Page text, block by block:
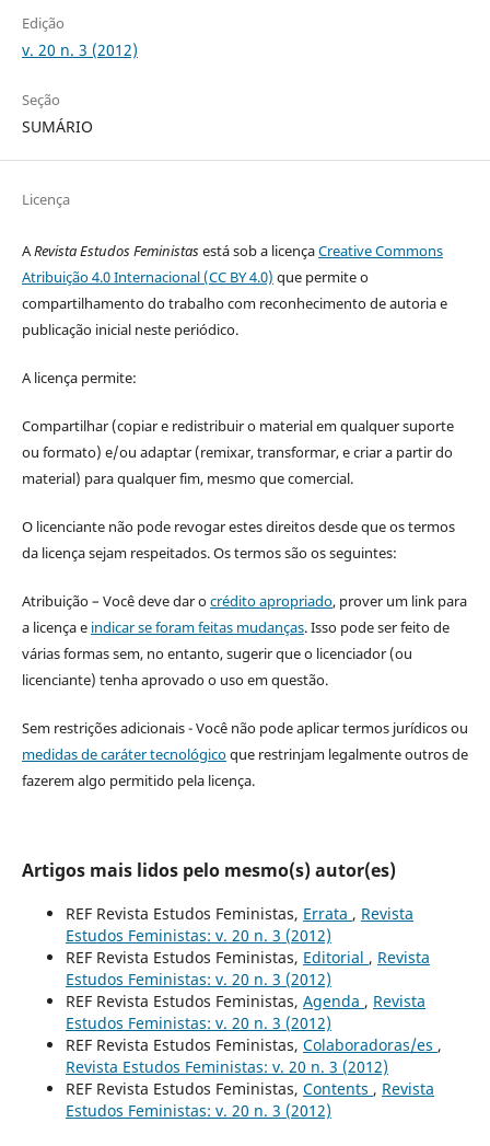
Edição
v. 20 n. 3 (2012)
Seção
SUMÁRIO
Licença
ARevista Estudos Feministasestá sob a licençaCreative Commons
Atribuição 4.0 Internacional (CC BY 4.0) que permite o
compartilhamento do trabalho com reconhecimento de autoria e
publicação inicial neste periódico.
A licença permite:
Compartilhar (copiar e redistribuir o material em qualquer suporte
ou formato) e/ou adaptar (remixar, transformar, e criar a partir do
material) para qualquer fim, mesmo que comercial.
O licenciante não pode revogar estes direitos desde que os termos
da licença sejam respeitados. Os termos são os seguintes:
Atribuição – Você deve dar ocrédito apropriado, prover um link para
a licença e indicar se foram feitas mudanças. Isso pode ser feito de
várias formas sem, no entanto, sugerir que o licenciador (ou
licenciante) tenha aprovado o uso em questão.
Sem restrições adicionais - Você não pode aplicar termos jurídicos ou
medidas de caráter tecnológicoque restrinjam legalmente outros de
fazerem algo permitido pela licença.
Artigos mais lidos pelo mesmo(s) autor(es)
REF Revista Estudos Feministas, Errata , Revista
Estudos Feministas: v. 20 n. 3 (2012)
REF Revista Estudos Feministas, Editorial , Revista
Estudos Feministas: v. 20 n. 3 (2012)
REF Revista Estudos Feministas, Agenda , Revista
Estudos Feministas: v. 20 n. 3 (2012)
REF Revista Estudos Feministas, Colaboradoras/es ,
Revista Estudos Feministas: v. 20 n. 3 (2012)
REF Revista Estudos Feministas, Contents , Revista
Estudos Feministas: v. 20 n. 3 (2012)